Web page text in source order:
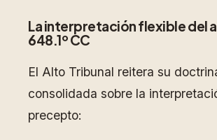
La interpretación flexible del
648.1º CC
El Alto Tribunal reitera su
consolidada sobre la
precepto: